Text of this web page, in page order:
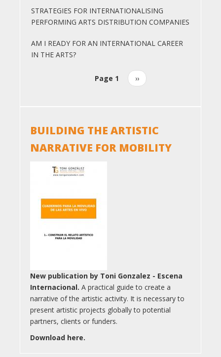
STRATEGIES FOR INTERNATIONALISING
PERFORMING ARTS DISTRIBUTION COMPANIES
AM I READY FOR AN INTERNATIONAL CAREER
IN THE ARTS?
Page 1
Next
page
››
BUILDING THE ARTISTIC
NARRATIVE FOR MOBILITY
New publication by Toni Gonzalez - Escena
Internacional. A practical guide to create a
narrative of the artistic activity. It is necessary to
present artistic projects globally to potential
partners, clients or funders.
Download here.